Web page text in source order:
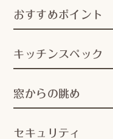
おすすめポイント
キッチンスペック
窓からの眺め
セキュリティ